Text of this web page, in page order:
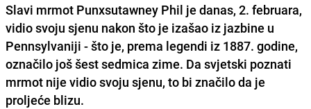
Slavi mrmot Punxsutawney Phil je danas, 2. februara,
vidio svoju sjenu nakon što je izašao iz jazbine u
Pennsylvaniji - što je, prema legendi iz 1887. godine,
označilo još šest sedmica zime. Da svjetski poznati
mrmot nije vidio svoju sjenu, to bi značilo da je
proljeće blizu.